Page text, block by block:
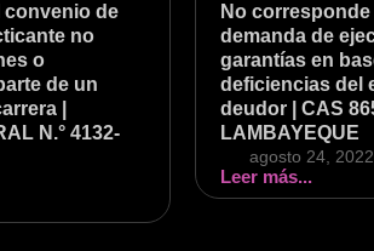
convenio de
no
o
de un
|
N.° 4132-
No
demanda de
garantías en
deficiencias del
deudor | CAS
LAMBAYEQUE
agosto 24, 2022
Leer más...